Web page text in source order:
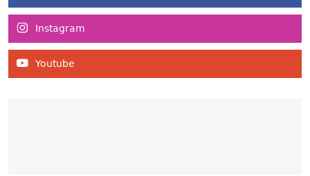
Instagram
Youtube